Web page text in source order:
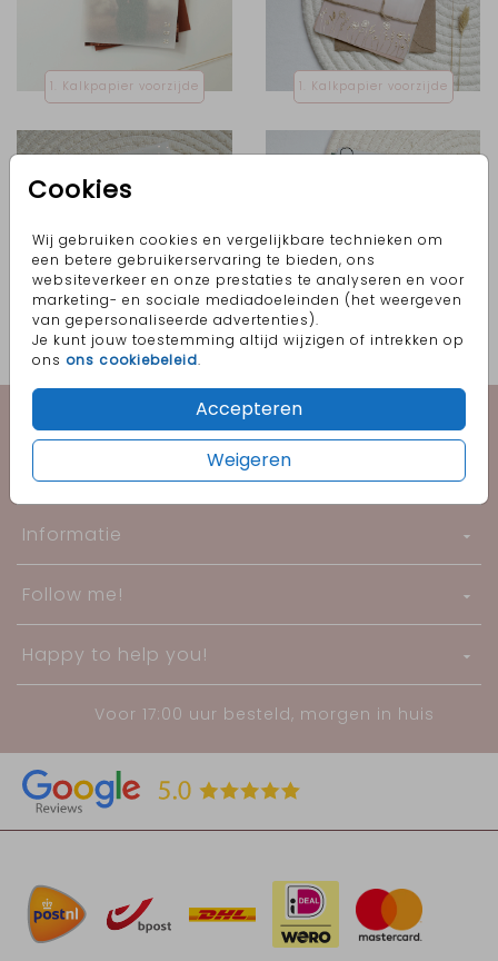
Cookies
Wij gebruiken cookies en vergelijkbare technieken om
een betere gebruikerservaring te bieden, ons
websiteverkeer en onze prestaties te analyseren en voor
marketing- en sociale mediadoeleinden (het weergeven
van gepersonaliseerde advertenties).
Je kunt jouw toestemming altijd wijzigen of intrekken op
ons ons cookiebeleid.
Accepteren
Weigeren
1. Kalkpapier voorzijde 1. Kalkpapier voorzijde
1. Kalkpapier voorzijde 1. Kalkpapier voorzijde
Trouwen
Informatie
Follow me!
Happy to help you!
Voor 17:00 uur besteld, morgen in huis